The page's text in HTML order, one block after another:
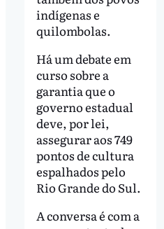
indígenas e
quilombolas.
Há um debate em
curso sobre a
garantia que o
governo estadual
deve, por lei,
assegurar aos 749
pontos de cultura
espalhados pelo
Rio Grande do Sul.
A conversa é com a